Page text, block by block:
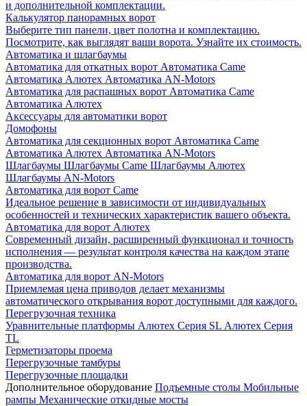
и дополнительной комплектации.
Калькулятор панорамных ворот
Выберите тип панели, цвет полотна и комплектацию.
Посмотрите, как выглядят ваши ворота. Узнайте их стоимость.
Автоматика и шлагбаумы
Автоматика для откатных ворот Автоматика Came
Автоматика Алютех Автоматика AN-Motors
Автоматика для распашных ворот Автоматика Came
Автоматика Алютех
Аксессуары для автоматики ворот
Домофоны
Автоматика для секционных ворот Автоматика Came
Автоматика Алютех Автоматика AN-Motors
Шлагбаумы Шлагбаумы Came Шлагбаумы Алютех
Шлагбаумы AN-Motors
Автоматика для ворот Came
Идеальное решение в зависимости от индивидуальных
особенностей и технических характеристик вашего объекта.
Автоматика для ворот Алютех
Современный дизайн, расширенный функционал и точность
исполнения — результат контроля качества на каждом этапе
производства.
Автоматика для ворот AN-Motors
Приемлемая цена приводов делает механизмы
автоматического открывания ворот доступными для каждого.
Перегрузочная техника
Уравнительные платформы Алютех Серия SL Алютех Серия
TL
Герметизаторы проема
Перегрузочные тамбуры
Перегрузочные площадки
Дополнительное оборудование Подъемные столы Мобильные
рампы Механические откидные мосты